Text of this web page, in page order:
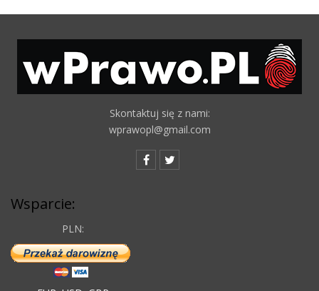
Skontaktuj się z nami:
wprawopl@gmail.com
Wsparcie:
PLN: